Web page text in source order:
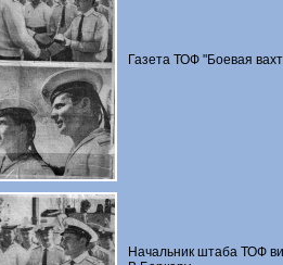
Газета ТОФ "Боевая
Начальник штаба ТОФ